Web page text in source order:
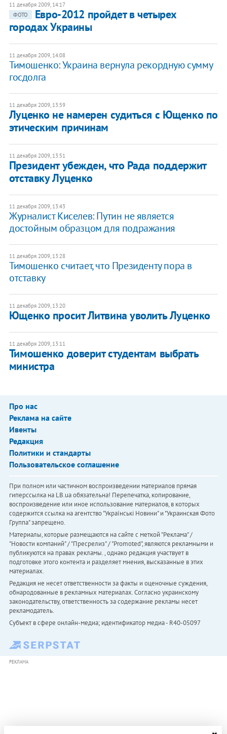
11 декабря 2009, 14:17
ФОТО
Евро-2012 пройдет в четырех
городах Украины
11 декабря 2009, 14:08
Тимошенко: Украина вернула рекордную сумму
госдолга
11 декабря 2009, 13:59
Луценко не намерен судиться с Ющенко по
этическим причинам
11 декабря 2009, 13:51
Президент убежден, что Рада поддержит
отставку Луценко
11 декабря 2009, 13:43
Журналист Киселев: Путин не является
достойным образцом для подражания
11 декабря 2009, 13:28
Тимошенко считает, что Президенту пора в
отставку
11 декабря 2009, 13:20
Ющенко просит Литвина уволить Луценко
11 декабря 2009, 13:11
Тимошенко доверит студентам выбрать
министра
Про нас
Реклама на сайте
Ивенты
Редакция
Политики и стандарты
Пользовательское соглашение
При полном или частичном воспроизведении материалов прямая
гиперссылка на LB.ua обязательна! Перепечатка, копирование,
воспроизведение или иное использование материалов, в которых
содержится ссылка на агентство "Українськi Новини" и "Украинская Фото
Группа" запрещено.
Материалы, которые размещаются на сайте с меткой "Реклама" /
"Новости компаний" / "Пресрелиз" / "Promoted", являются рекламными и
публикуются на правах рекламы. , однако редакция участвует в
подготовке этого контента и разделяет мнения, высказанные в этих
материалах.
Редакция не несет ответственности за факты и оценочные суждения,
обнародованные в рекламных материалах. Согласно украинскому
законодательству, ответственность за содержание рекламы несет
рекламодатель.
Субъект в сфере онлайн-медиа; идентификатор медиа - R40-05097
РЕКЛАМА